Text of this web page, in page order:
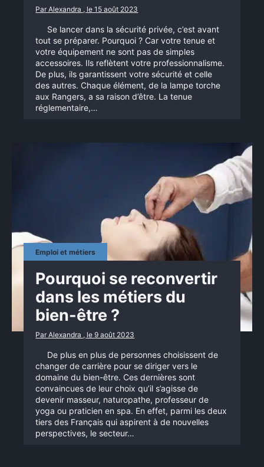
Par Alexandra , le 15 août 2023
Se lancer dans la sécurité privée, c’est avant
tout se préparer. Pourquoi ? Car votre tenue et
votre équipement ne sont pas de simples
accessoires. Ils reflètent votre professionnalisme.
De plus, ils garantissent votre sécurité et celle
des autres. Chaque élément, de la lampe torche
aux Rangers, a sa raison d’être. La tenue
réglementaire,…
Emploi et métiers
Pourquoi se reconvertir
dans les métiers du
bien-être ?
Par Alexandra , le 9 août 2023
De plus en plus de personnes choisissent de
changer de carrière pour se diriger vers le
domaine du bien-être. Ces dernières sont
convaincues de leur choix qu’il s’agisse de
devenir masseur, naturopathe, professeur de
yoga ou praticien en spa. En effet, parmi les deux
tiers des Français qui aspirent à de nouvelles
perspectives, le secteur…